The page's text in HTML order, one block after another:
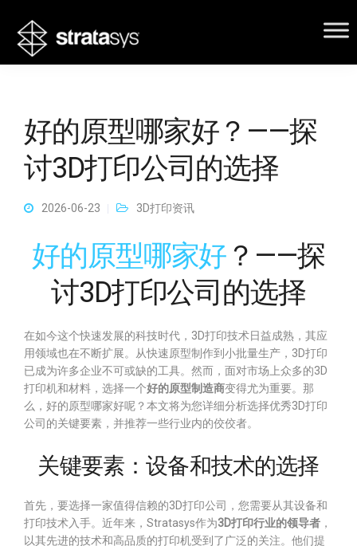
好的原型哪家好？——探
讨3D打印公司的选择
2026-06-23 3D打印资讯
好的原型哪家好 ？——探
讨3D打印公司的选择
在如今这个快速发展的科技时代，3D打印技术日益成熟，其应
用领域也在不断扩展。从快速原型制作到小批量生产，3D打印
已成为许多企业不可或缺的工具。然而，面对市场上众多的3D
打印机和材料，选择一个好的原型制造商变得尤为重要。那
么，好的原型哪家好呢？本文将为您详细分析选择优秀3D打印
公司的关键要素，并推荐一些行业内的佼佼者。
关键要素：设备和技术的选择
首先，要选择一家值得信赖的3D打印公司，您需要从其设备和
打印技术入手。近年来，Stratasys作为3D打印行业的领导者 ，
以其先进的技术和高品质的打印机受到了广泛的关注。他们提